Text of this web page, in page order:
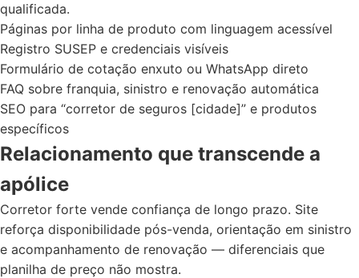
qualificada.
Páginas por linha de produto com linguagem acessível
Registro SUSEP e credenciais visíveis
Formulário de cotação enxuto ou WhatsApp direto
FAQ sobre franquia, sinistro e renovação automática
SEO para “corretor de seguros [cidade]” e produtos
específicos
Relacionamento que transcende a
apólice
Corretor forte vende confiança de longo prazo. Site
reforça disponibilidade pós-venda, orientação em sinistro
e acompanhamento de renovação — diferenciais que
planilha de preço não mostra.